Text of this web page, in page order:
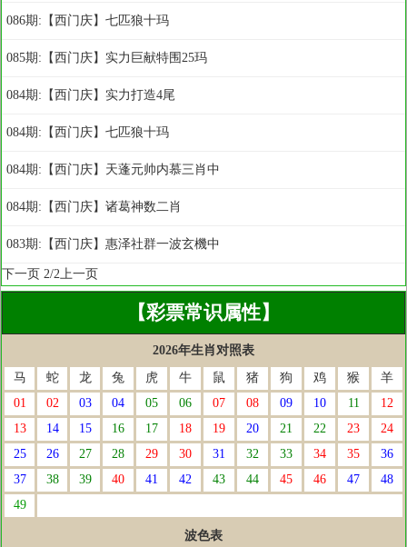
086期:【西门庆】七匹狼十玛
085期:【西门庆】实力巨献特围25玛
084期:【西门庆】实力打造4尾
084期:【西门庆】七匹狼十玛
084期:【西门庆】天蓬元帅内慕三肖中
084期:【西门庆】诸葛神数二肖
083期:【西门庆】惠泽社群一波玄機中
下一页 2/2 上一页
【彩票常识属性】
2026年生肖对照表
马
蛇 龙 兔 虎 牛 鼠 猪 狗 鸡 猴
羊
01
02 03 04 05 06 07 08 09 10 11
12
13
14 15 16 17 18 19 20 21 22 23
24
25
26 27 28 29 30 31 32 33 34 35
36
37
38 39 40 41 42 43 44 45 46 47
48
49
波色表